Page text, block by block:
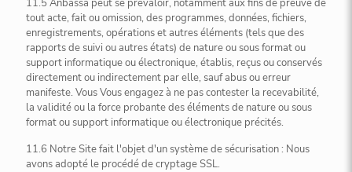
11.5 Anbassa peut se prévaloir, notamment aux fins de preuve de
tout acte, fait ou omission, des programmes, données, fichiers,
enregistrements, opérations et autres éléments (tels que des
rapports de suivi ou autres états) de nature ou sous format ou
support informatique ou électronique, établis, reçus ou conservés
directement ou indirectement par elle, sauf abus ou erreur
manifeste. Vous Vous engagez à ne pas contester la recevabilité,
la validité ou la force probante des éléments de nature ou sous
format ou support informatique ou électronique précités.
11.6 Notre Site fait l'objet d'un système de sécurisation : Nous
avons adopté le procédé de cryptage SSL.